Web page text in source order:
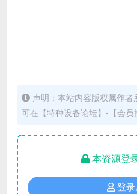
声明：本站内容版权属作者
可在【特种设备论坛】-【会员
本资源登
登录